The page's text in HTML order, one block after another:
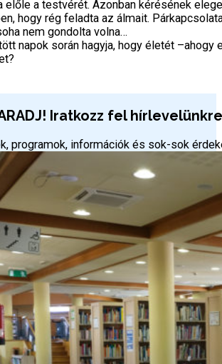
előle a testvérét. Azonban kérésének
hogy rég feladta az álmait.
nem gondolta volna…
napok során hagyja, hogy életét
Iratkozz fel
programok, információk és sok-sok